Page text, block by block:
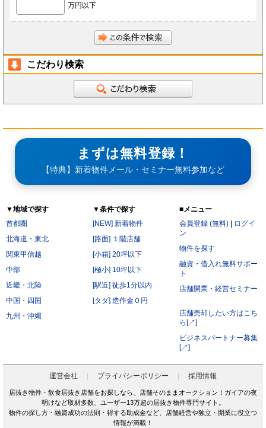
万円以下
こだわり検索
まずは無料登録！
【特典】新着物件メール・セミナー無料参加など
▼地域で探す
首都圏
北海道・東北
関東甲信越
中部
近畿・北陸
中国・四国
九州・沖縄
▼条件で探す
[NEW] 新着物件
[路面] １階店舗
[小箱] 20坪以下
[極小] 10坪以下
[駅近] 徒歩1分以内
[タダ] 造作金０円
■メニュー
会員登録 (無料)
ログイ
ン
物件を探す
融資・借入れ無料サポー
ト
店舗開業・経営セミナー
店舗売却したい方はこち
ら[↗]
ビジネスパートナー募集
[↗]
運営会社 プライバシーポリシー 採用情報
居抜き物件・飲食居抜き店舗をお探しなら、店舗そのままオークション！ガイアの夜
明けなど取材多数、ユーザー13万超の居抜き物件専門サイト。
物件の探し方・融資成功の法則・得する助成金など、店舗経営や独立・開業に役立つ
情報が満載！